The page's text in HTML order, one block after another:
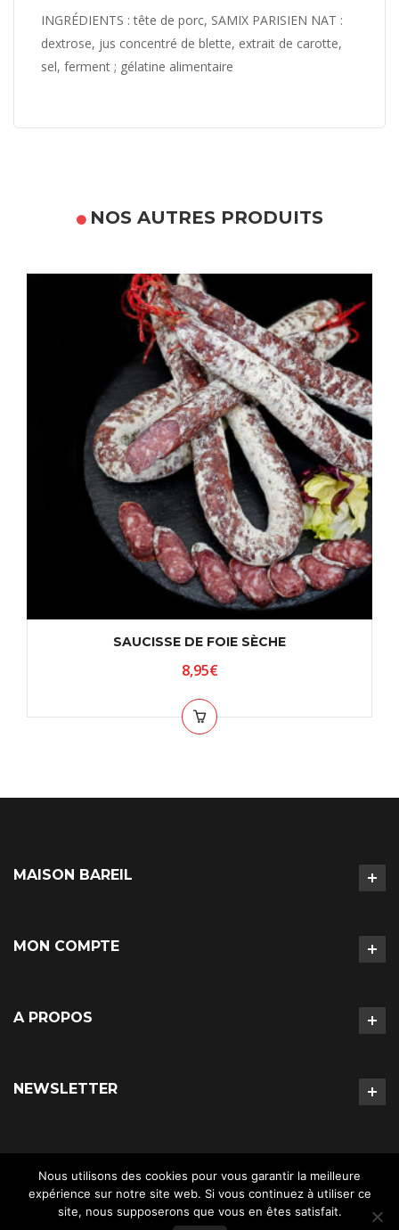
INGRÉDIENTS : tête de porc, SAMIX PARISIEN NAT :
dextrose, jus concentré de blette, extrait de carotte,
sel, ferment ; gélatine alimentaire
NOS AUTRES PRODUITS
SAUCISSE DE FOIE SÈCHE
8,95€
MAISON BAREIL
MON COMPTE
A PROPOS
NEWSLETTER
Nous utilisons des cookies pour vous garantir la meilleure
expérience sur notre site web. Si vous continuez à utiliser ce
site, nous supposerons que vous en êtes satisfait.